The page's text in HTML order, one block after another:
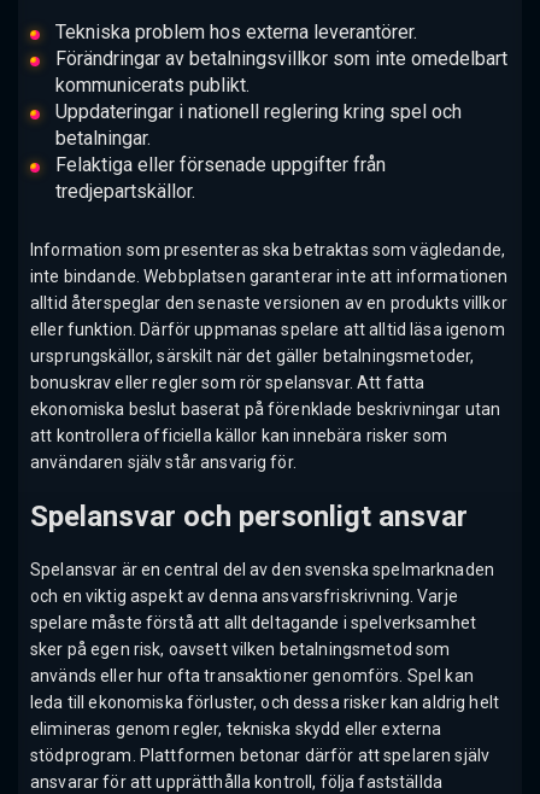
Tekniska problem hos externa leverantörer.
Förändringar av betalningsvillkor som inte omedelbart
kommunicerats publikt.
Uppdateringar i nationell reglering kring spel och
betalningar.
Felaktiga eller försenade uppgifter från
tredjepartskällor.
Information som presenteras ska betraktas som vägledande,
inte bindande. Webbplatsen garanterar inte att informationen
alltid återspeglar den senaste versionen av en produkts villkor
eller funktion. Därför uppmanas spelare att alltid läsa igenom
ursprungskällor, särskilt när det gäller betalningsmetoder,
bonuskrav eller regler som rör spelansvar. Att fatta
ekonomiska beslut baserat på förenklade beskrivningar utan
att kontrollera officiella källor kan innebära risker som
användaren själv står ansvarig för.
Spelansvar och personligt ansvar
Spelansvar är en central del av den svenska spelmarknaden
och en viktig aspekt av denna ansvarsfriskrivning. Varje
spelare måste förstå att allt deltagande i spelverksamhet
sker på egen risk, oavsett vilken betalningsmetod som
används eller hur ofta transaktioner genomförs. Spel kan
leda till ekonomiska förluster, och dessa risker kan aldrig helt
elimineras genom regler, tekniska skydd eller externa
stödprogram. Plattformen betonar därför att spelaren själv
ansvarar för att upprätthålla kontroll, följa fastställda